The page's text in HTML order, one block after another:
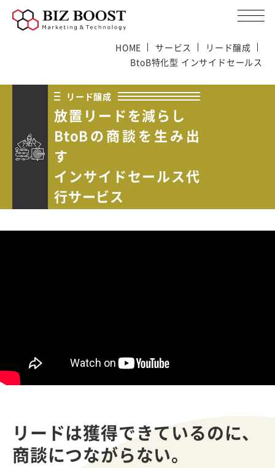
HOME サービス
リード醸成
BtoB特化型 インサイドセールス
リード醸成
放置リードを減らし
BtoBの商談を生み出
す
インサイドセールス代
行サービス
リードは獲得できているのに、
商談につながらない。